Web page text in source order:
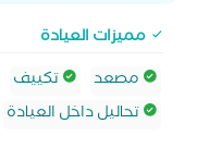
مميزات العيادة
مصعد
تكييف
تحاليل داخل العيادة